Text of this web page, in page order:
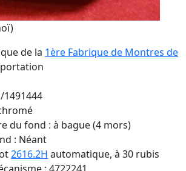
de la 1ère Fabrique de Montres de
1491444
du fond : à bague (4 mors)
: Néant
2616.2H automatique, à 30 rubis